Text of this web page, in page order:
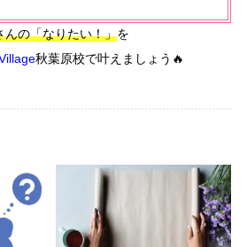
んの「なりたい！」を
秋葉原校で叶えましょう🔥